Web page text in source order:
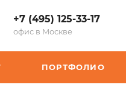
+7 (495) 125-33-17
офис в Москве
ПОРТФОЛИО